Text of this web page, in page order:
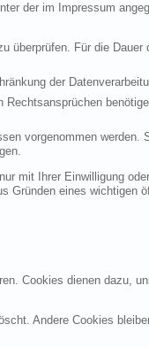
der im Impressum
überprüfen. Für die Dauer
der
Rechtsansprüchen
vorgenommen werden.
mit Ihrer Einwilligung
Gründen eines wichtigen
Cookies dienen dazu,
Andere Cookies